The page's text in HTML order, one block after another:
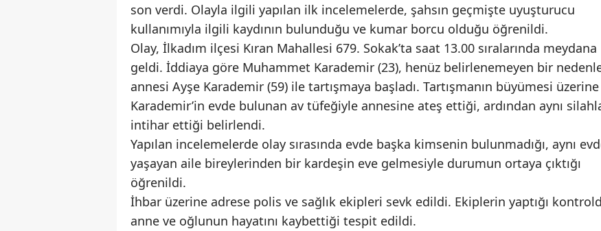
son verdi. Olayla ilgili yapılan ilk incelemelerde, şahsın geçmişte uyuşturucu
kullanımıyla ilgili kaydının bulunduğu ve kumar borcu olduğu öğrenildi.
Olay, İlkadım ilçesi Kıran Mahallesi 679. Sokak’ta saat 13.00 sıralarında meydana
geldi. İddiaya göre Muhammet Karademir (23), henüz belirlenemeyen bir
annesi Ayşe Karademir (59) ile tartışmaya başladı. Tartışmanın büyümesi üzerine
Karademir’in evde bulunan av tüfeğiyle annesine ateş ettiği, ardından aynı
intihar ettiği belirlendi.
Yapılan incelemelerde olay sırasında evde başka kimsenin bulunmadığı, aynı
yaşayan aile bireylerinden bir kardeşin eve gelmesiyle durumun ortaya çıktığı
öğrenildi.
İhbar üzerine adrese polis ve sağlık ekipleri sevk edildi. Ekiplerin yaptığı
anne ve oğlunun hayatını kaybettiği tespit edildi.